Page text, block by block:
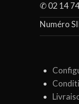
✆ 02 14
Numéro